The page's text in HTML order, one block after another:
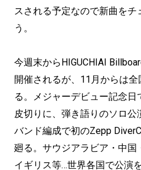
スされる予定なので新曲をチ
う。
今週末からHIGUCHIAI
開催されるが、11月からは
る。メジャーデビュー記念
皮切りに、弾き語りのソロ公
バンド編成で初のZepp
廻る。サウジアラビア・中国
イギリス等…世界各国で公演